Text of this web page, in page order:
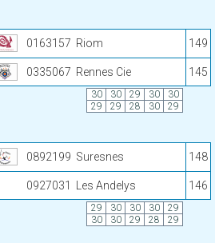
0163157 Riom 149
0335067 Rennes Cie 145
30 30 29 30
30
29
29 28 30 29
0892199 Suresnes 148
0927031 Les Andelys 146
29 30 30 30
29
30
30 29 28 29